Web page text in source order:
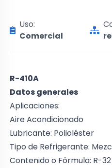
Uso:
Comercial
R-410A
Datos generales
Aplicaciones:
Aire Acondicionado
Lubricante: Polioléster
Tipo de Refrigerante:
Contenido o Fórmula: R-